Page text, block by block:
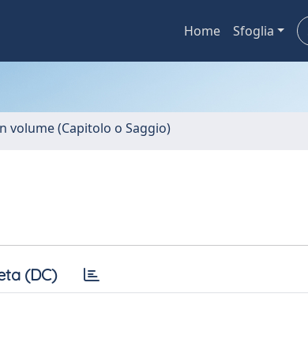
Home Sfoglia
volume (Capitolo o Saggio)
(DC)